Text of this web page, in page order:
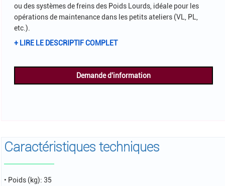
ou des systèmes de freins des Poids Lourds, idéale pour les
opérations de maintenance dans les petits ateliers (VL, PL,
etc.).
+ LIRE LE DESCRIPTIF COMPLET
Demande d'information
Caractéristiques techniques
• Poids (kg): 35